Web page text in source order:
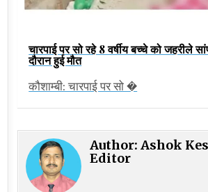
चारपाई पर सो रहे 8 वर्षीय बच्चे को जहरीले
दौरान हुई मौत
कौशाम्बी: चारपाई पर सो �
Author:Ashok
Editor